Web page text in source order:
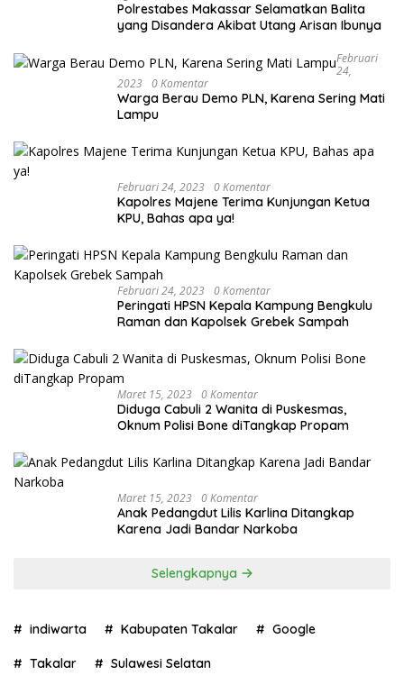
Polrestabes Makassar Selamatkan Balita
yang Disandera Akibat Utang Arisan Ibunya
Februari
24,
2023 0 Komentar
Warga Berau Demo PLN, Karena Sering Mati
Lampu
Februari 24, 2023 0 Komentar
Kapolres Majene Terima Kunjungan Ketua
KPU, Bahas apa ya!
Februari 24, 2023 0 Komentar
Peringati HPSN Kepala Kampung Bengkulu
Raman dan Kapolsek Grebek Sampah
Maret 15, 2023 0 Komentar
Diduga Cabuli 2 Wanita di Puskesmas,
Oknum Polisi Bone diTangkap Propam
Maret 15, 2023 0 Komentar
Anak Pedangdut Lilis Karlina Ditangkap
Karena Jadi Bandar Narkoba
Selengkapnya
indiwarta Kabupaten Takalar Google
Takalar Sulawesi Selatan